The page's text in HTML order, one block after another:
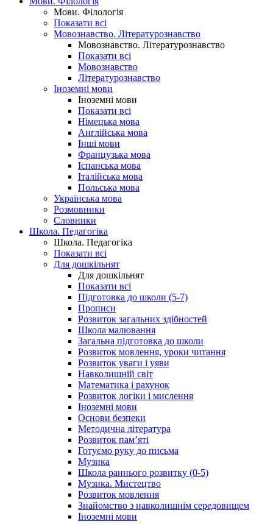
Мови. Філологія
Показати всі
Мовознавство. Літературознавство
Мовознавство. Літературознавство
Показати всі
Мовознавство
Літературознавство
Іноземні мови
Іноземні мови
Показати всі
Німецька мова
Англійська мова
Інші мови
Французька мова
Іспанська мова
Італійська мова
Польська мова
Українська мова
Розмовники
Словники
Школа. Педагогіка
Школа. Педагогіка
Показати всі
Для дошкільнят
Для дошкільнят
Показати всі
Підготовка до школи (5-7)
Прописи
Розвиток загальних здібностей
Школа малювання
Загальна підготовка до школи
Розвиток мовлення, уроки читання
Розвиток уваги і уяви
Навколишній світ
Математика і рахунок
Розвиток логіки і мислення
Іноземні мови
Основи безпеки
Методична література
Розвиток пам’яті
Готуємо руку до письма
Музика
Школа раннього розвитку (0-5)
Музика. Мистецтво
Розвиток мовлення
Знайомство з навколишнім середовищем
Іноземні мови